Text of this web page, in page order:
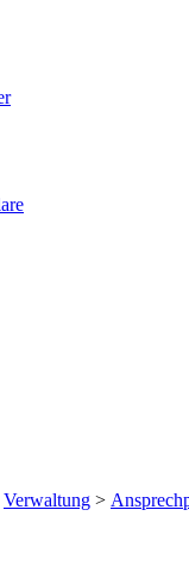
Verwaltung >